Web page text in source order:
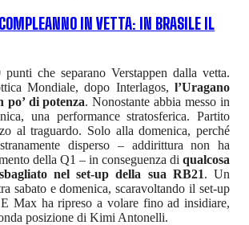
IN VETTA: IN BRASILE IL
che separano Verstappen dalla vetta.
Mondiale, dopo Interlagos, l’Uragano
di potenza. Nonostante abbia messo in
una performance stratosferica. Partito
al traguardo. Solo alla domenica, perché
disperso – addirittura non ha
della Q1 – in conseguenza di qualcosa
nel set-up della sua RB21. Un
sabato e domenica, scaravoltando il set-up
Max ha ripreso a volare fino ad insidiare,
posizione di Kimi Antonelli.